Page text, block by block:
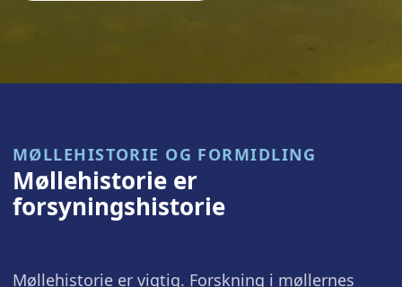
MØLLEHISTORIE OG FORMIDLING
Møllehistorie er
forsyningshistorie
Møllehistorie er vigtig. Forskning i møllernes